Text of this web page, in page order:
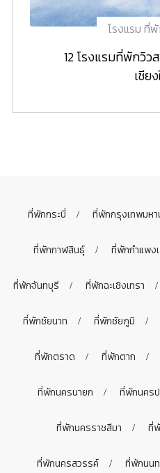
โรงแรม ที่
12 โรงแรมที่พักวิ
เชีย
ที่พักกระบี่ ที่พักกรุงเทพมห
ที่พักกาฬสินธุ์ ที่พักกำแพง
ที่พักจันทบุรี ที่พักฉะเชิงเทรา
ที่พักชัยนาท ที่พักชัยภูมิ
ที่พักตราด ที่พักตาก
ที่พักนครนายก ที่พักนคร
ที่พักนครราชสีมา ที่
ที่พักนครสวรรค์ ที่พักนน